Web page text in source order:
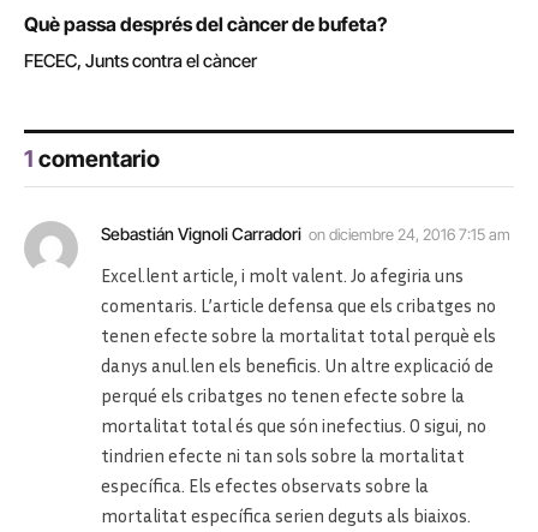
Què passa després del càncer de bufeta?
FECEC, Junts contra el càncer
1 comentario
Sebastián Vignoli Carradori ondiciembre 24, 2016 7:15 am
Excel.lent article, i molt valent. Jo afegiria uns
comentaris. L’article defensa que els cribatges no
tenen efecte sobre la mortalitat total perquè els
danys anul.len els beneficis. Un altre explicació de
perqué els cribatges no tenen efecte sobre la
mortalitat total és que són inefectius. O sigui, no
tindrien efecte ni tan sols sobre la mortalitat
específica. Els efectes observats sobre la
mortalitat específica serien deguts als biaixos.